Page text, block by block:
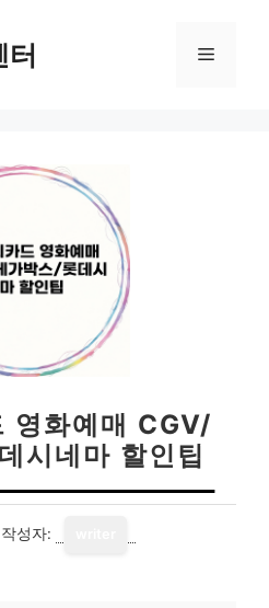
터 메
영화예매 CGV/
시네마 할인팁
작성자: